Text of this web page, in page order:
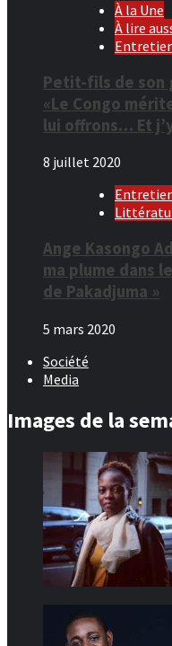
À la Une
À lire
Petit-fils de son
«Le Congo
lui offrons… Et
8 juillet 2020
Ange Kasongo
ma plume dans
de Pakadjuma »
5 mars 2020
Société
Media
Images de la